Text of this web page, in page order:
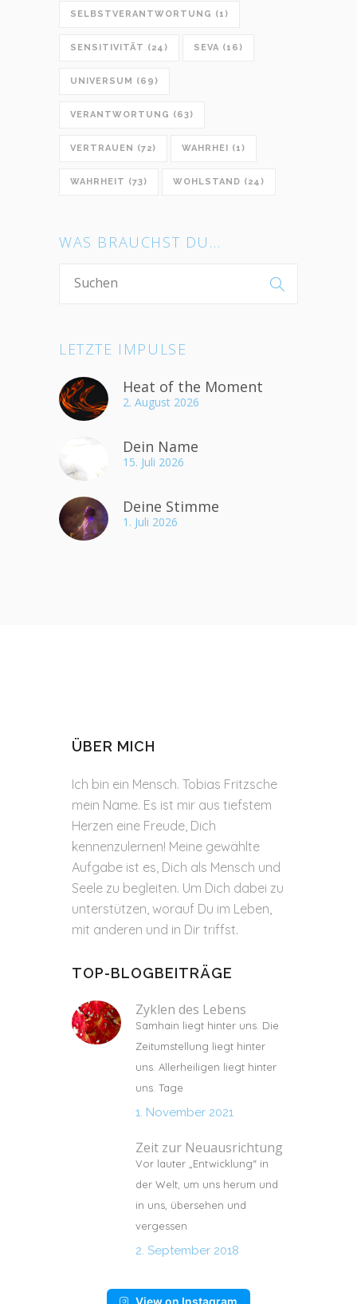
SELBSTVERANTWORTUNG (1)
SENSITIVITÄT (24) SEVA (16)
UNIVERSUM (69)
VERANTWORTUNG (63)
VERTRAUEN (72) WAHRHEI (1)
WAHRHEIT (73) WOHLSTAND (24)
WAS BRAUCHST DU…
LETZTE IMPULSE
Heat of the Moment
2. August 2026
Dein Name
15. Juli 2026
Deine Stimme
1. Juli 2026
ÜBER MICH
Ich bin ein Mensch. Tobias Fritzsche
mein Name. Es ist mir aus tiefstem
Herzen eine Freude, Dich
kennenzulernen! Meine gewählte
Aufgabe ist es, Dich als Mensch und
Seele zu begleiten. Um Dich dabei zu
unterstützen, worauf Du im Leben,
mit anderen und in Dir triffst.
TOP-BLOGBEITRÄGE
Zyklen des Lebens
Samhain liegt hinter uns. Die
Zeitumstellung liegt hinter
uns. Allerheiligen liegt hinter
uns. Tage
1. November 2021
Zeit zur Neuausrichtung
Vor lauter „Entwicklung“ in
der Welt, um uns herum und
in uns, übersehen und
vergessen
2. September 2018